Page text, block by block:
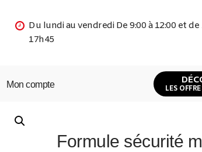
Du lundi au vendredi De 9:00 à 12:00 et de
17h45
Mon compte LES
Formule sécurité